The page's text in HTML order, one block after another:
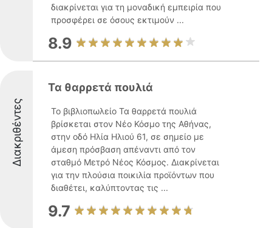
διακρίνεται για τη μοναδική εμπειρία που
προσφέρει σε όσους εκτιμούν ...
8.9
Διακριθέντες
Τα θαρρετά πουλιά
Το βιβλιοπωλείο Τα θαρρετά πουλιά
βρίσκεται στον Νέο Κόσμο της Αθήνας,
στην οδό Ηλία Ηλιού 61, σε σημείο με
άμεση πρόσβαση απέναντι από τον
σταθμό Μετρό Νέος Κόσμος. Διακρίνεται
για την πλούσια ποικιλία προϊόντων που
διαθέτει, καλύπτοντας τις ...
9.7